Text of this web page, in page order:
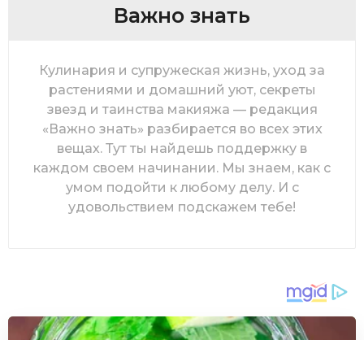
Важно знать
Кулинария и супружеская жизнь, уход за
растениями и домашний уют, секреты
звезд и таинства макияжа — редакция
«Важно знать» разбирается во всех этих
вещах. Тут ты найдешь поддержку в
каждом своем начинании. Мы знаем, как с
умом подойти к любому делу. И с
удовольствием подскажем тебе!